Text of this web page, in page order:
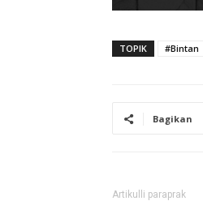
TOPIK #Bintan
Bagikan
Artikulli paraprak